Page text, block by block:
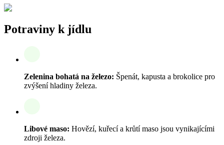
Potraviny k jídlu
Zelenina bohatá na železo: Špenát, kapusta a brokolice pro
zvýšení hladiny železa.
Libové maso: Hovězí, kuřecí a krůtí maso jsou vynikajícími
zdroji železa.